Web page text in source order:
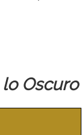
lo Oscuro